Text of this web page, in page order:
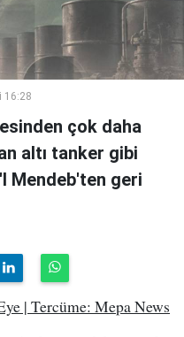
16:28
çok daha
altı tanker gibi
Mendeb'ten geri
| Tercüme: Mepa News